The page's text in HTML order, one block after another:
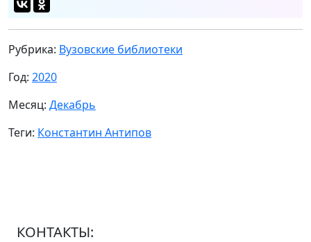
Рубрика: Вузовские библиотеки
Год: 2020
Месяц: Декабрь
Теги: Константин Антипов
КОНТАКТЫ: